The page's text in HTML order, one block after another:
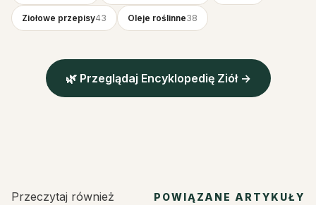
Ziołowe przepisy43 Oleje roślinne38
🌿 Przeglądaj Encyklopedię Ziół →
Przeczytaj również POWIĄZANE ARTYKUŁY